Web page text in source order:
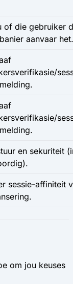
of die gebruiker
aanvaar het.
en sekuriteit
sessie-affiniteit
om jou keuses